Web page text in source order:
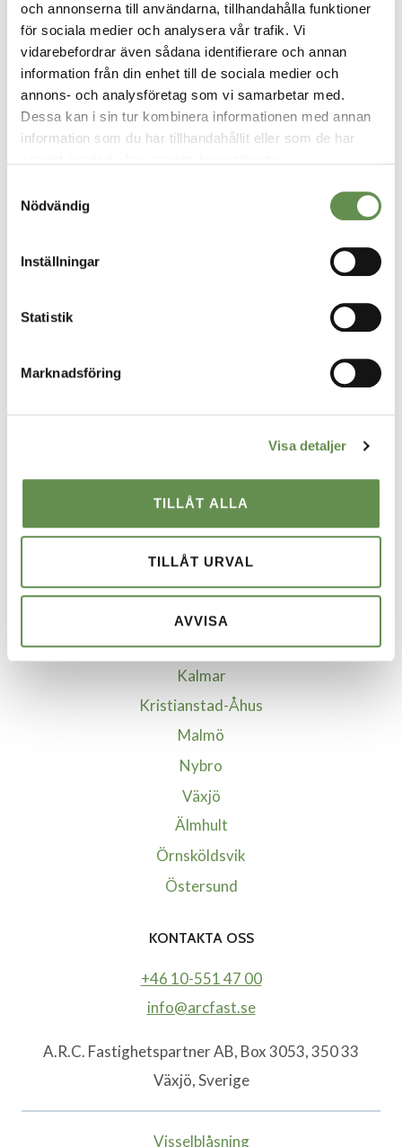
och annonserna till användarna, tillhandahålla funktioner
för sociala medier och analysera vår trafik. Vi
vidarebefordrar även sådana identifierare och annan
information från din enhet till de sociala medier och
annons- och analysföretag som vi samarbetar med.
Dessa kan i sin tur kombinera informationen med annan
information som du har tillhandahållit eller som de har
Nödvändig
Inställningar
Statistik
Marknadsföring
Visa detaljer
TILLÅT ALLA
TILLÅT URVAL
AVVISA
och få vara med och utveckla något till det bättre.
Fastighetsförvaltning & projektledning
VÅRA STÄDER
Borgholm
Borlänge
Göteborg
Helsingborg
Jönköping
Kalmar
Kristianstad-Åhus
Malmö
Nybro
Växjö
Älmhult
Örnsköldsvik
Östersund
KONTAKTA OSS
+46 10-551 47 00
info@arcfast.se
A.R.C. Fastighetspartner AB, Box 3053, 350 33
Växjö, Sverige
Visselblåsning